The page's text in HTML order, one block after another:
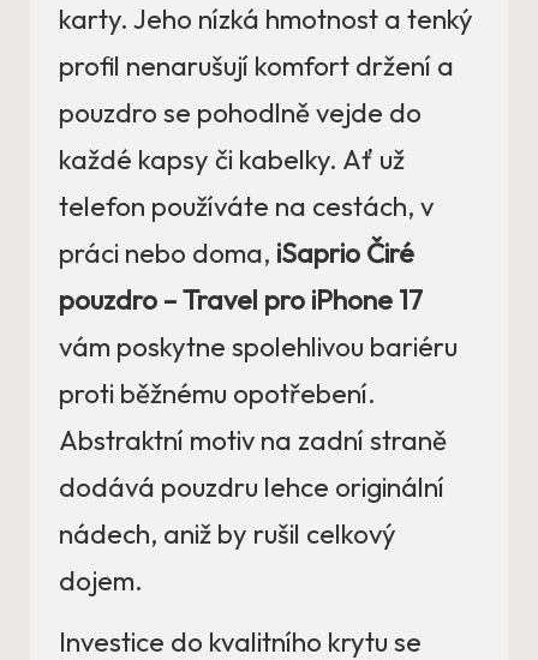
karty. Jeho nízká hmotnost a tenký
profil nenarušují komfort držení a
pouzdro se pohodlně vejde do
každé kapsy či kabelky. Ať už
telefon používáte na cestách, v
práci nebo doma, iSaprio Čiré
pouzdro – Travel pro iPhone 17
vám poskytne spolehlivou bariéru
proti běžnému opotřebení.
Abstraktní motiv na zadní straně
dodává pouzdru lehce originální
nádech, aniž by rušil celkový
dojem.
Investice do kvalitního krytu se